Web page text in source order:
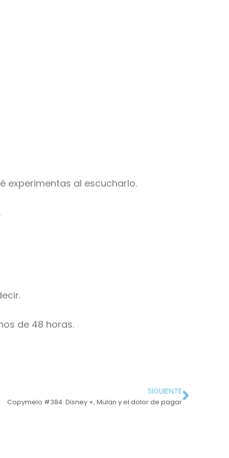
experimentas al escucharlo.
de 48 horas.
SIGUIENTE
Copymelo #384: Disney +, Mulan y el dolor de pagar